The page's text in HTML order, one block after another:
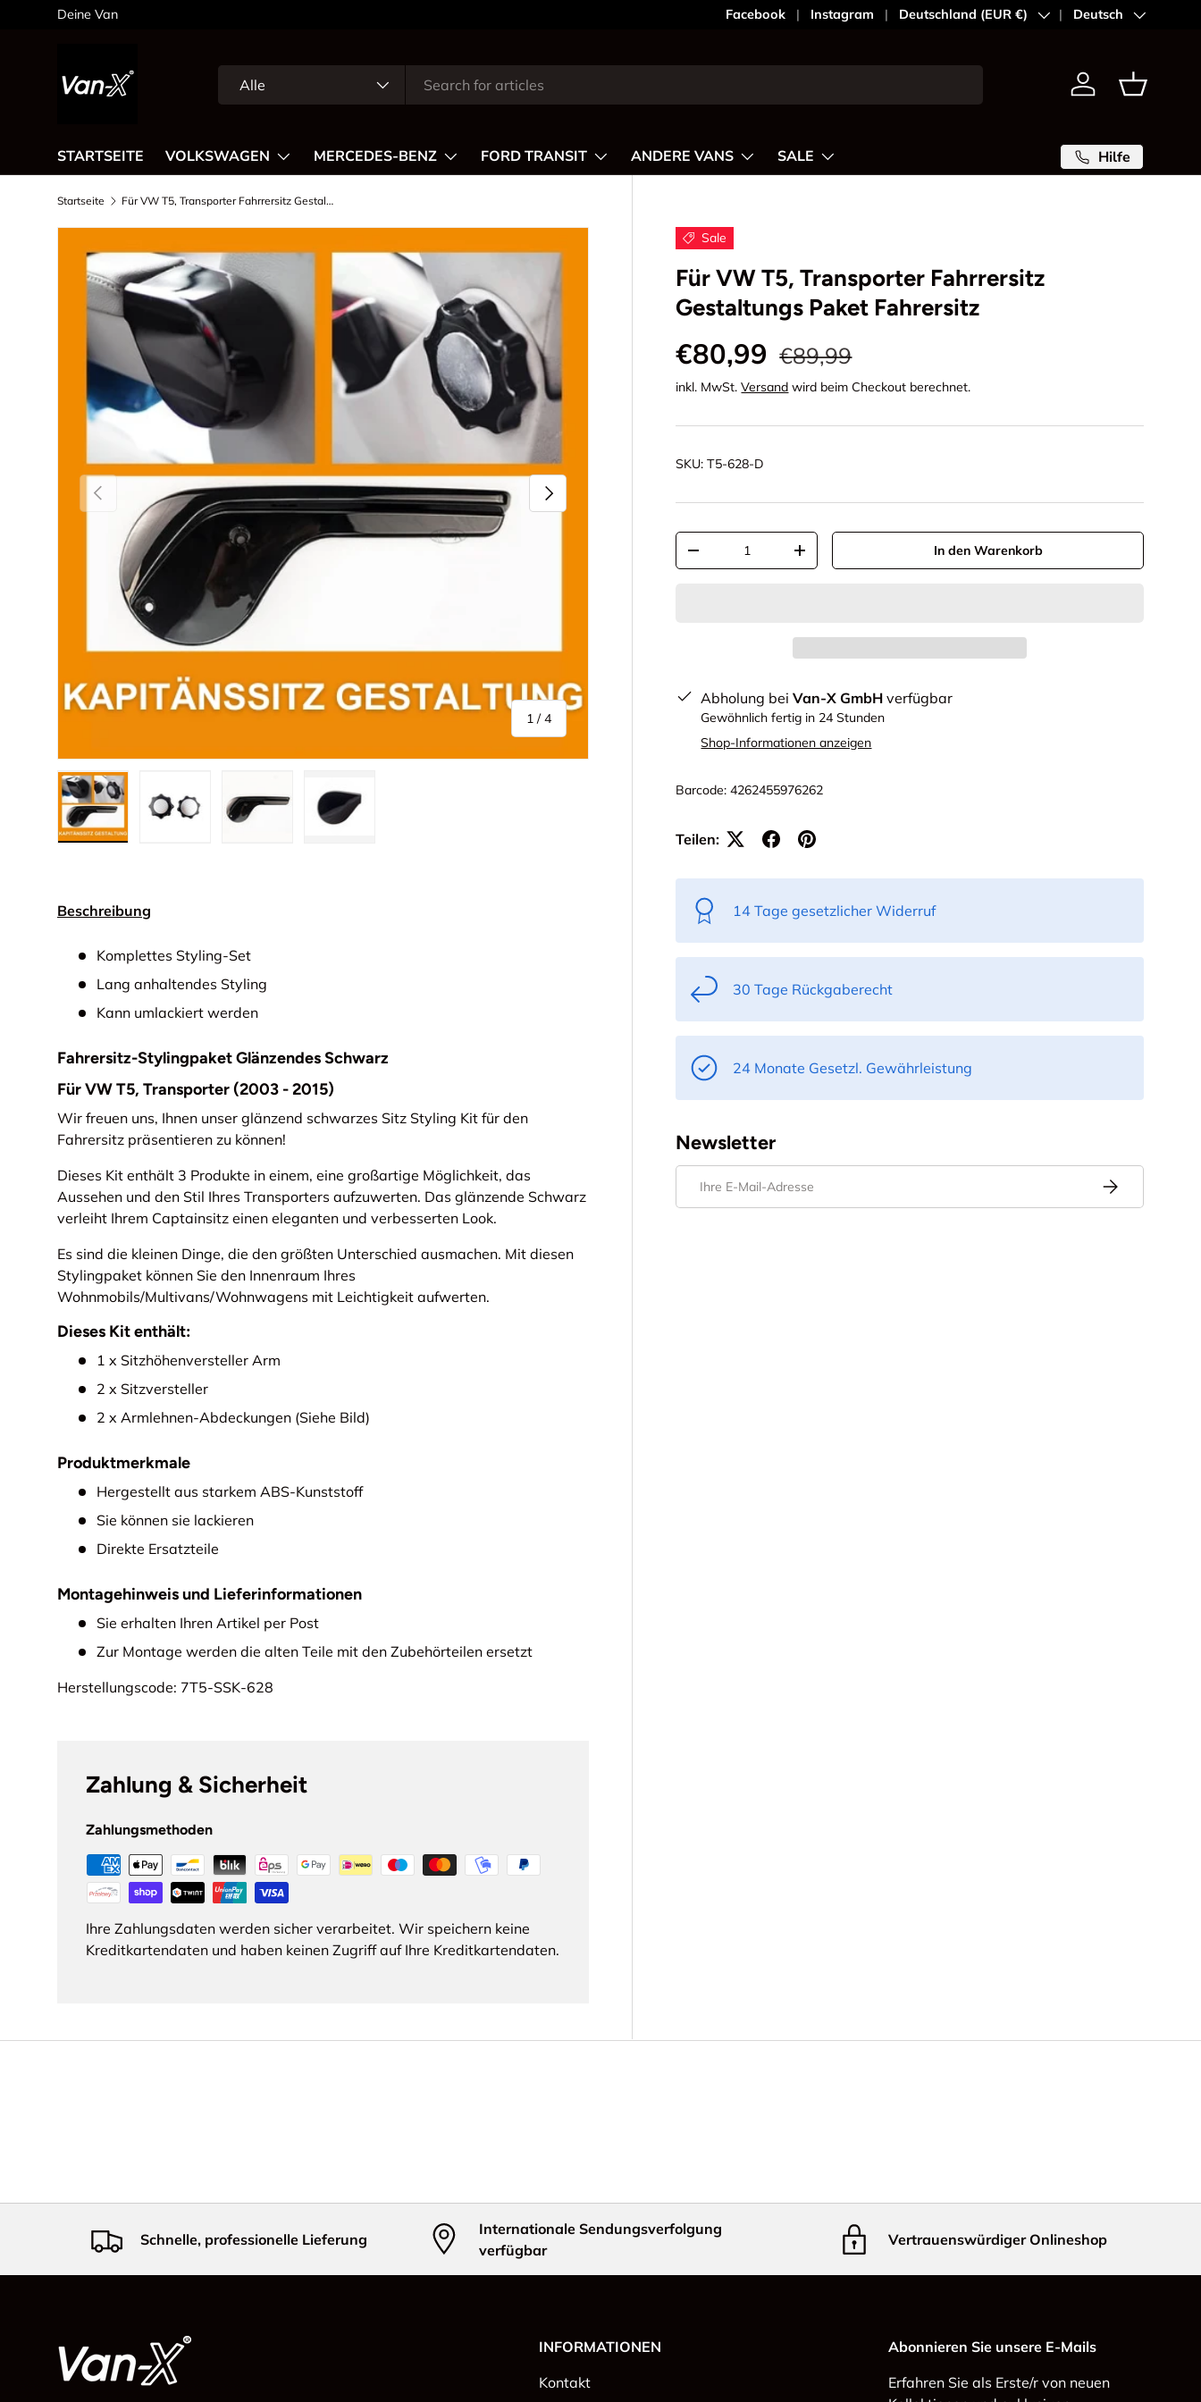
Deine Van Dein Stil,
Facebook Instagram Land/Region
Deutschland (EUR €) SpracheDeutsch
Alle Einloggen
STARTSEITE VOLKSWAGEN MERCEDES-BENZ FORD TRANSIT ANDERE VANS SALE Hilfe
Startseite Für VW T5, Transporter Fahrrersitz Gestaltungs Paket Fahrersitz
Vorherige
1 /von
4
Nächste
Sale
Für VW T5, Transporter Fahrrersitz
Gestaltungs Paket Fahrersitz
€80,99 €89,99
inkl. MwSt.Versand wird beim Checkout berechnet.
SKU: T5-628-D
Anzahl
-
+ In den Warenkorb
Abholung beiVan-X GmbH verfügbar
Gewöhnlich fertig in 24 Stunden
Shop-Informationen anzeigen
Barcode: 4262455976262
Teilen:
14 Tage gesetzlicher Widerruf
30 Tage Rückgaberecht
24 Monate Gesetzl. Gewährleistung
Newsletter
Abonnieren
Beschreibung
Komplettes Styling-Set
Lang anhaltendes Styling
Kann umlackiert werden
Fahrersitz-Stylingpaket Glänzendes Schwarz
Für VW T5, Transporter (2003 - 2015)
Wir freuen uns, Ihnen unser glänzend schwarzes Sitz Styling Kit für den
Fahrersitz präsentieren zu können!
Dieses Kit enthält 3 Produkte in einem, eine großartige Möglichkeit, das
Aussehen und den Stil Ihres Transporters aufzuwerten. Das glänzende Schwarz
verleiht Ihrem Captainsitz einen eleganten und verbesserten Look.
Es sind die kleinen Dinge, die den größten Unterschied ausmachen. Mit diesen
Stylingpaket können Sie den Innenraum Ihres
Wohnmobils/Multivans/Wohnwagens mit Leichtigkeit aufwerten.
Dieses Kit enthält:
1 x Sitzhöhenversteller Arm
2 x Sitzversteller
2 x Armlehnen-Abdeckungen (Siehe Bild)
Produktmerkmale
Hergestellt aus starkem ABS-Kunststoff
Sie können sie lackieren
Direkte Ersatzteile
Montagehinweis und Lieferinformationen
Sie erhalten Ihren Artikel per Post
Zur Montage werden die alten Teile mit den Zubehörteilen ersetzt
Herstellungscode: 7T5-SSK-628
Zahlung & Sicherheit
Zahlungsmethoden
Ihre Zahlungsdaten werden sicher verarbeitet. Wir speichern keine
Kreditkartendaten und haben keinen Zugriff auf Ihre Kreditkartendaten.
Schnelle, professionelle Lieferung
Internationale Sendungsverfolgung
verfügbar
Vertrauenswürdiger Onlineshop
INFORMATIONEN
Kontakt
Abonnieren Sie unsere E-Mails
Erfahren Sie als Erste/r von neuen